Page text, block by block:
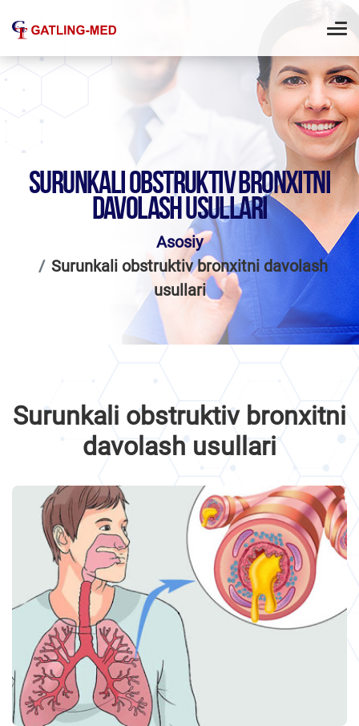
SURUNKALI OBSTRUKTIV BRONXITNI
DAVOLASH USULLARI
Asosiy
Surunkali obstruktiv bronxitni davolash
usullari
Surunkali obstruktiv bronxitni
davolash usullari